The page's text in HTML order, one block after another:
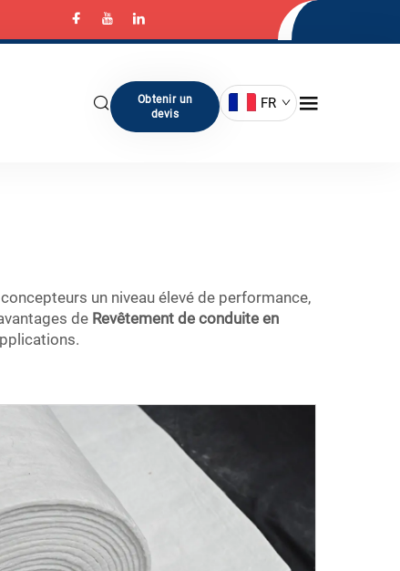
Obtenir un
devis
FR
un niveau élevé de performance,
de Revêtement de conduite en